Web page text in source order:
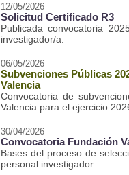
12/05/2026
Solicitud Certificado R3
Publicada convocatoria
investigador/a.
06/05/2026
Subvenciones Públicas
Valencia
Convocatoria de
Valencia para el ejercicio
30/04/2026
Convocatoria Fundación
Bases del proceso de
personal investigador.